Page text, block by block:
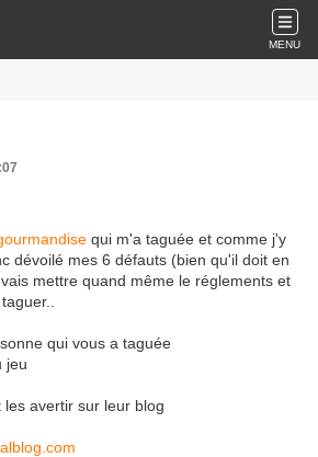
MENU
qui m'a taguée et comme j'y
dévoilé mes 6 défauts (bien qu'il doit en
mettre quand même le réglements et
qui vous a taguée
jeu
avertir sur leur blog